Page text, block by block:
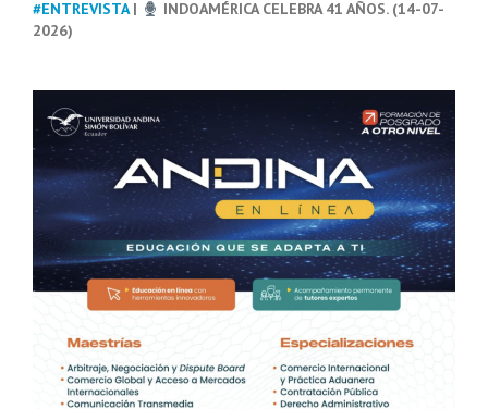
#ENTREVISTA|
INDOAMÉRICA CELEBRA 41 AÑOS. (14-07-
2026)